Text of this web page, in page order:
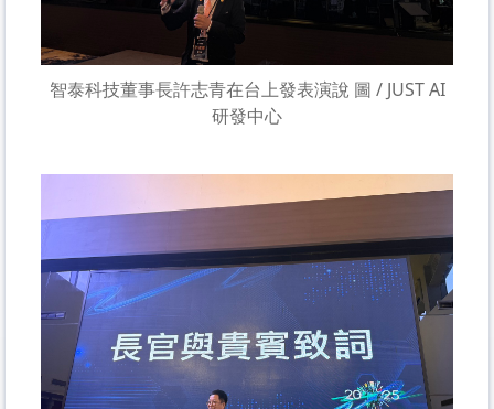
智泰科技董事長許志青在台上發表演說 圖 / JUST AI
研發中心